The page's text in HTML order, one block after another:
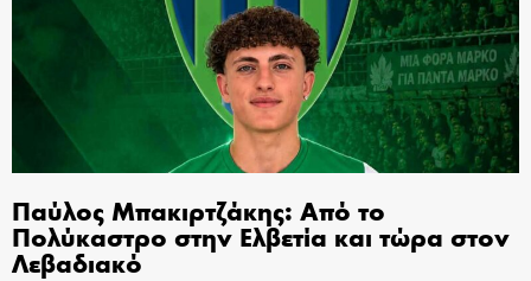
Παύλος Μπακιρτζάκης: Από το
Πολύκαστρο στην Ελβετία και τώρα στον
Λεβαδιακό